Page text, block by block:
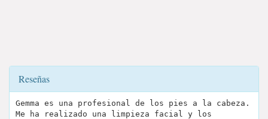
Reseñas
Gemma es una profesional de los pies a la cabeza.
Me ha realizado una limpieza facial y los